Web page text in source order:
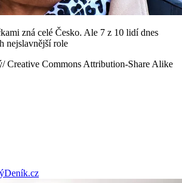
zná celé Česko. Ale 7 z 10 lidí dnes
nejslavnější role
Creative Commons Attribution-Share Alike